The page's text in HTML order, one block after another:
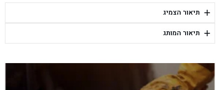
בן גל - יפת 88, תל אביב יפו - תל אביב
בן גל - דור אלון הר טוב - בית שמש
+ תיאור הצמיג
+ תיאור המותג